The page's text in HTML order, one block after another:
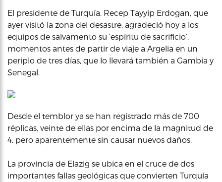
El presidente de Turquía, Recep Tayyip Erdogan, que
ayer visitó la zona del desastre, agradeció hoy a los
equipos de salvamento su ‘espíritu de sacrificio’,
momentos antes de partir de viaje a Argelia en un
periplo de tres días, que lo llevará también a Gambia y
Senegal.
Desde el temblor ya se han registrado más de 700
réplicas, veinte de ellas por encima de la magnitud de
4, pero aparentemente sin causar nuevos daños.
La provincia de Elazig se ubica en el cruce de dos
importantes fallas geológicas que convierten Turquía